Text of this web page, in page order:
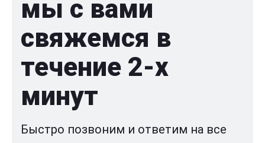
мы с вами
свяжемся в
течение 2-x
минут
Быстро позвоним и ответим на все